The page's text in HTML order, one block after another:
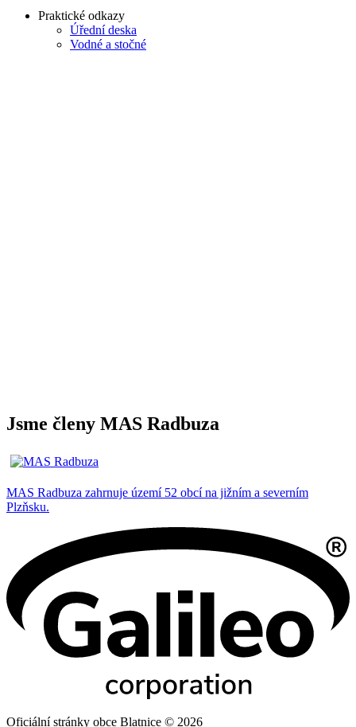
Praktické odkazy
Úřední deska
Vodné a stočné
Jsme členy MAS Radbuza
MAS Radbuza zahrnuje území 52 obcí na jižním a severním
Plzňsku.
Oficiální stránky obce Blatnice © 2026